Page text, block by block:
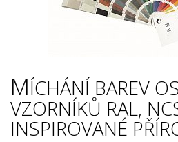
MÍCHÁNÍ BAREV
VZORNÍKŮ RAL,
INSPIROVANÉ